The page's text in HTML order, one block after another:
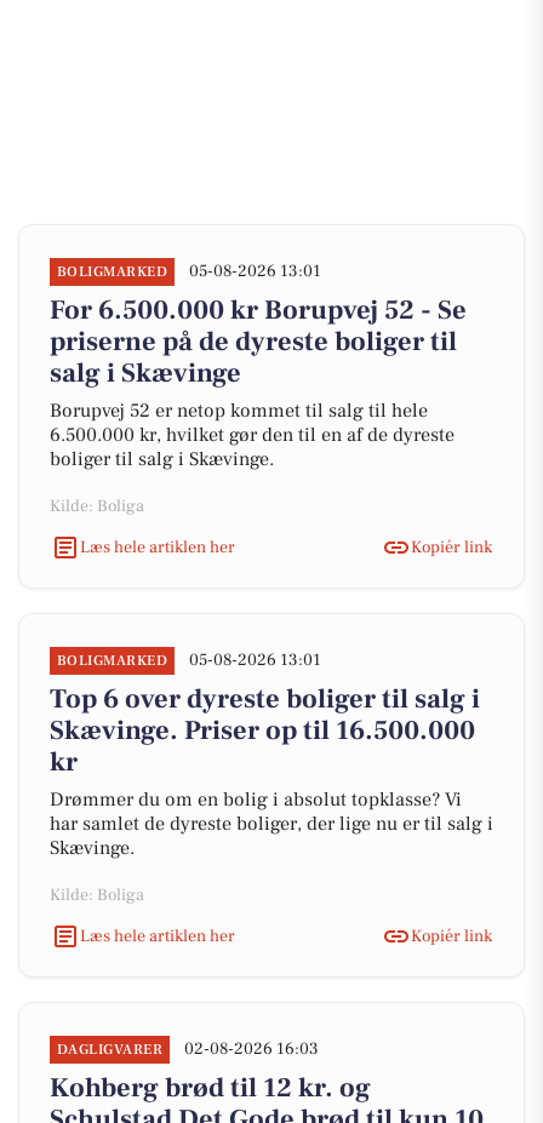
BOLIGMARKED 05-08-2026 13:01
For 6.500.000 kr Borupvej 52 - Se
priserne på de dyreste boliger til
salg i Skævinge
Borupvej 52 er netop kommet til salg til hele
6.500.000 kr, hvilket gør den til en af de dyreste
boliger til salg i Skævinge.
Kilde: Boliga
Læs hele artiklen her
Kopiér link
BOLIGMARKED 05-08-2026 13:01
Top 6 over dyreste boliger til salg i
Skævinge. Priser op til 16.500.000
kr
Drømmer du om en bolig i absolut topklasse? Vi
har samlet de dyreste boliger, der lige nu er til salg i
Skævinge.
Kilde: Boliga
Læs hele artiklen her
Kopiér link
DAGLIGVARER 02-08-2026 16:03
Kohberg brød til 12 kr. og